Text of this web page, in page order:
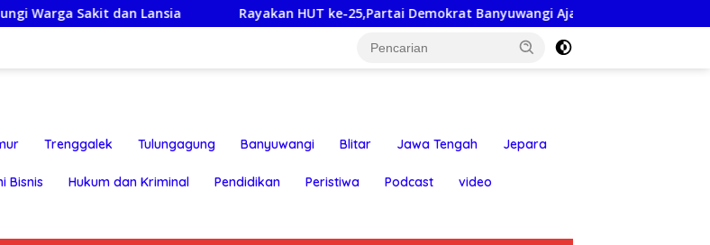
dan Lansia Rayakan HUT ke-25,Partai Demokrat Banyuwangi Ajak Warga Bersihkan Pantai
Trenggalek Tulungagung Banyuwangi Blitar Jawa Tengah Jepara
Bisnis Hukum dan Kriminal Pendidikan Peristiwa Podcast video